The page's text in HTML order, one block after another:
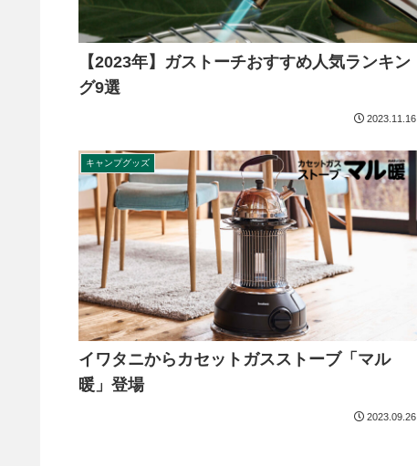
【2023年】ガストーチおすすめ人気ランキン
グ9選
2023.11.16
キャンプグッズ
イワタニからカセットガスストーブ「マル
暖」登場
2023.09.26